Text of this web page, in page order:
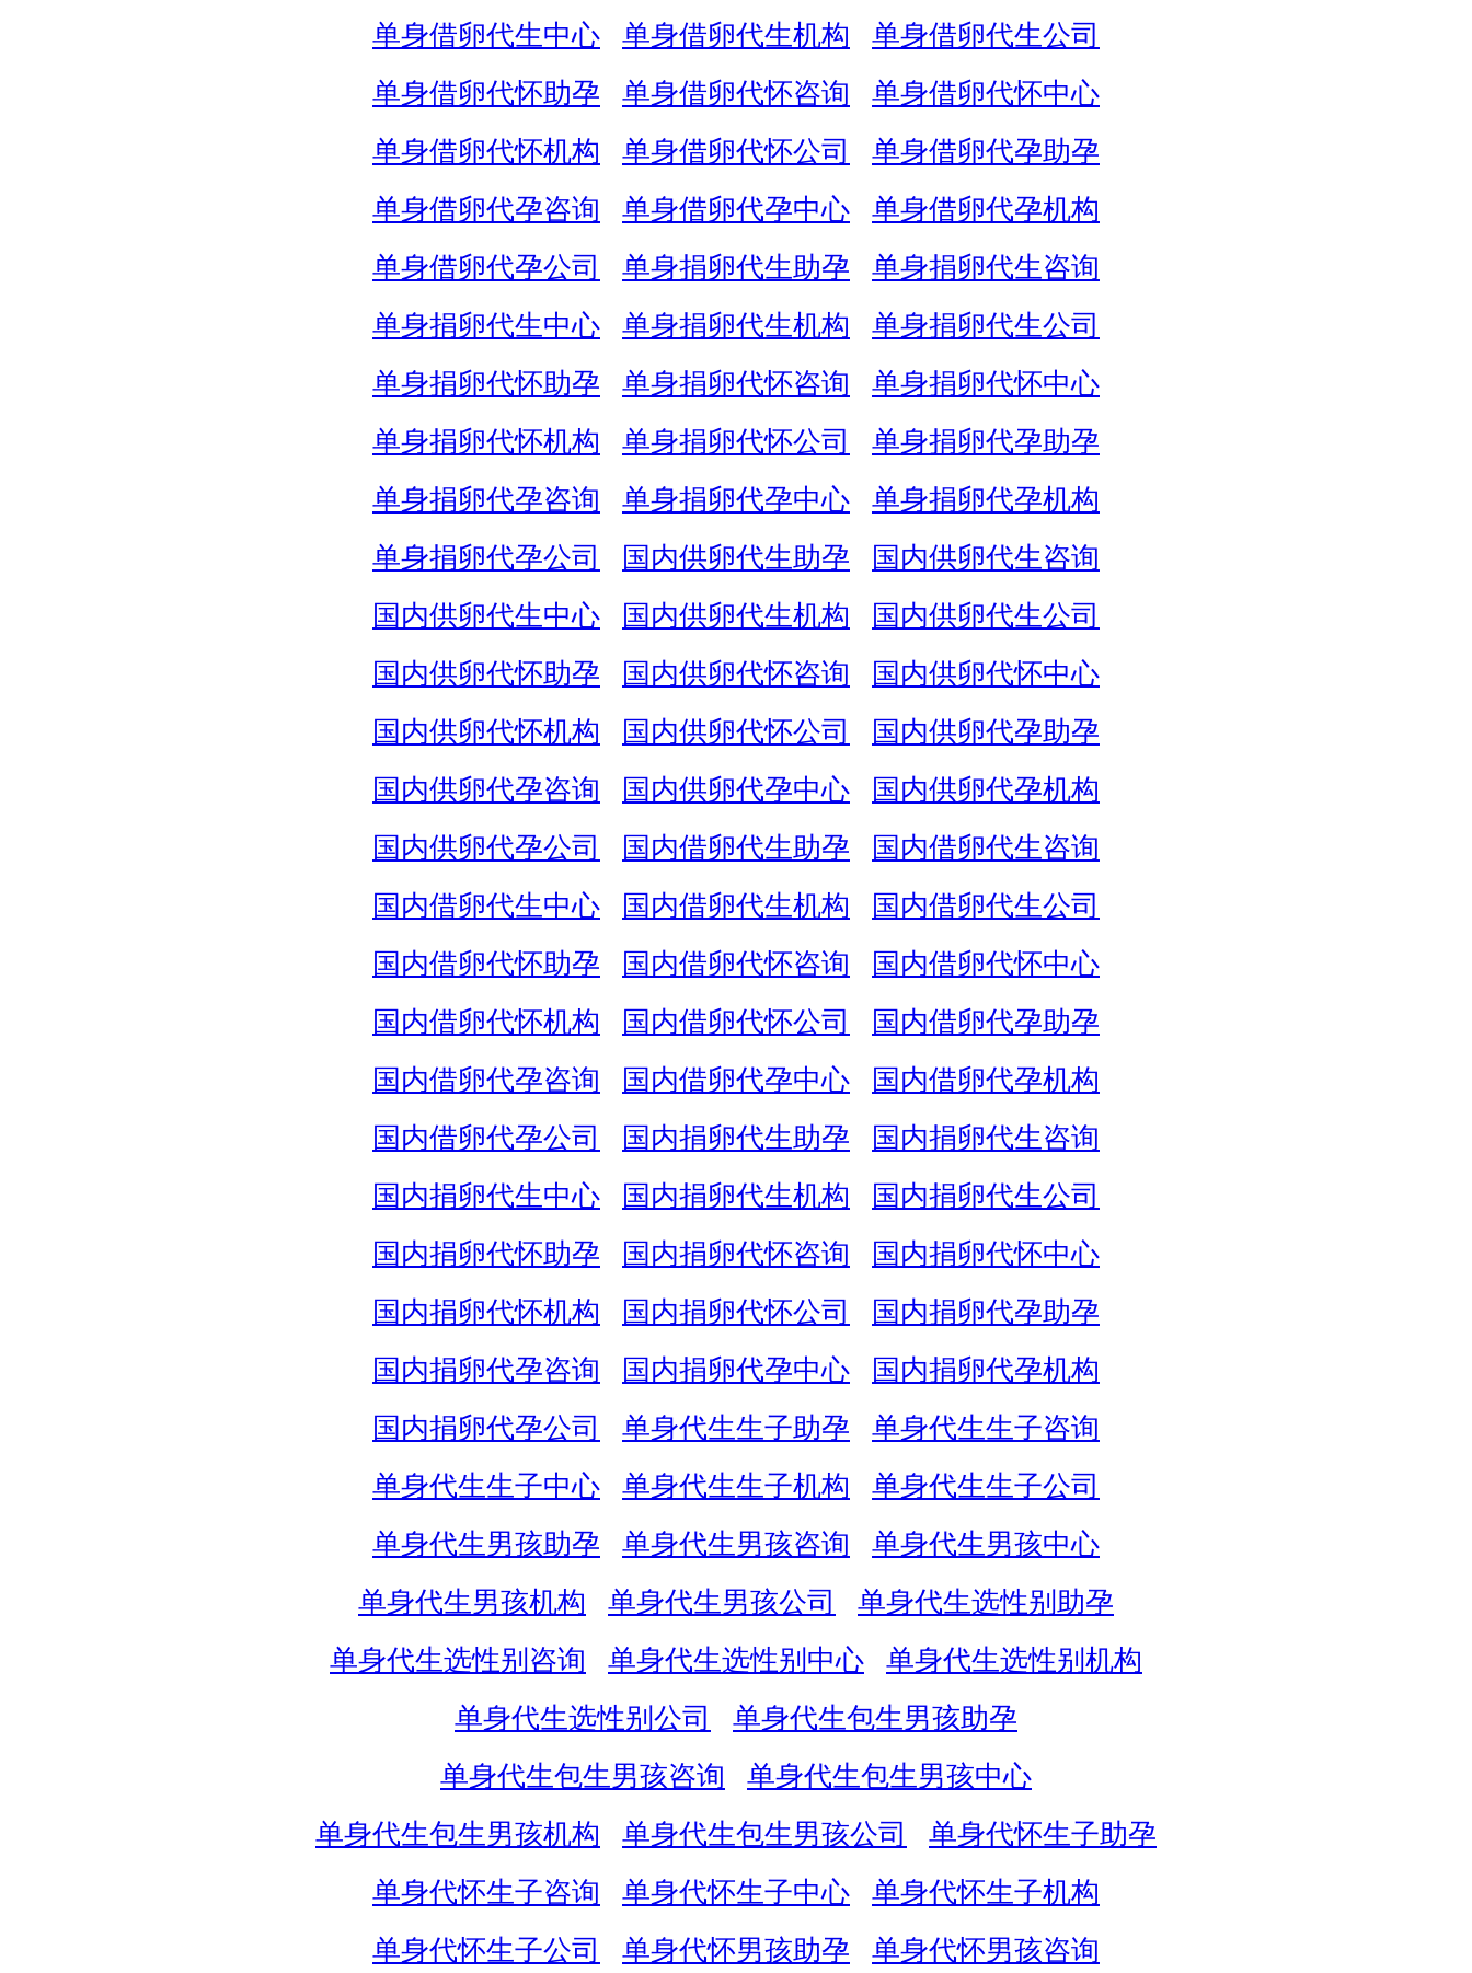
单身借卵代生中心
单身借卵代生机构
单身借卵代生公司
单身借卵代怀助孕
单身借卵代怀咨询
单身借卵代怀中心
单身借卵代怀机构
单身借卵代怀公司
单身借卵代孕助孕
单身借卵代孕咨询
单身借卵代孕中心
单身借卵代孕机构
单身借卵代孕公司
单身捐卵代生助孕
单身捐卵代生咨询
单身捐卵代生中心
单身捐卵代生机构
单身捐卵代生公司
单身捐卵代怀助孕
单身捐卵代怀咨询
单身捐卵代怀中心
单身捐卵代怀机构
单身捐卵代怀公司
单身捐卵代孕助孕
单身捐卵代孕咨询
单身捐卵代孕中心
单身捐卵代孕机构
单身捐卵代孕公司
国内供卵代生助孕
国内供卵代生咨询
国内供卵代生中心
国内供卵代生机构
国内供卵代生公司
国内供卵代怀助孕
国内供卵代怀咨询
国内供卵代怀中心
国内供卵代怀机构
国内供卵代怀公司
国内供卵代孕助孕
国内供卵代孕咨询
国内供卵代孕中心
国内供卵代孕机构
国内供卵代孕公司
国内借卵代生助孕
国内借卵代生咨询
国内借卵代生中心
国内借卵代生机构
国内借卵代生公司
国内借卵代怀助孕
国内借卵代怀咨询
国内借卵代怀中心
国内借卵代怀机构
国内借卵代怀公司
国内借卵代孕助孕
国内借卵代孕咨询
国内借卵代孕中心
国内借卵代孕机构
国内借卵代孕公司
国内捐卵代生助孕
国内捐卵代生咨询
国内捐卵代生中心
国内捐卵代生机构
国内捐卵代生公司
国内捐卵代怀助孕
国内捐卵代怀咨询
国内捐卵代怀中心
国内捐卵代怀机构
国内捐卵代怀公司
国内捐卵代孕助孕
国内捐卵代孕咨询
国内捐卵代孕中心
国内捐卵代孕机构
国内捐卵代孕公司
单身代生生子助孕
单身代生生子咨询
单身代生生子中心
单身代生生子机构
单身代生生子公司
单身代生男孩助孕
单身代生男孩咨询
单身代生男孩中心
单身代生男孩机构
单身代生男孩公司
单身代生选性别助孕
单身代生选性别咨询
单身代生选性别中心
单身代生选性别机构
单身代生选性别公司
单身代生包生男孩助孕
单身代生包生男孩咨询
单身代生包生男孩中心
单身代生包生男孩机构
单身代生包生男孩公司
单身代怀生子助孕
单身代怀生子咨询
单身代怀生子中心
单身代怀生子机构
单身代怀生子公司
单身代怀男孩助孕 单身代怀男孩咨询